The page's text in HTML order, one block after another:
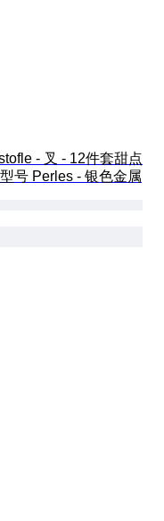
- 叉 - 12件套甜点
号 Perles - 银色金属